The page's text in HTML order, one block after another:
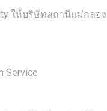
ให้บริษัทสถานีแม่กล
Service